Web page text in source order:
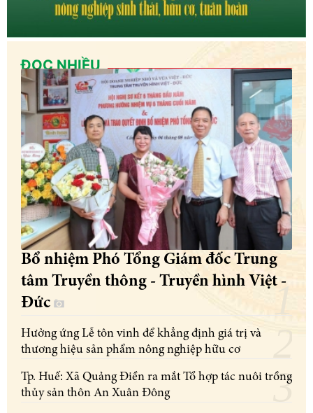
ĐỌC NHIỀU
Bổ nhiệm Phó Tổng Giám đốc Trung
tâm Truyền thông - Truyền hình Việt -
Đức
Hưởng ứng Lễ tôn vinh để khẳng định giá trị và
thương hiệu sản phẩm nông nghiệp hữu cơ
Tp. Huế: Xã Quảng Điền ra mắt Tổ hợp tác nuôi trồng
thủy sản thôn An Xuân Đông